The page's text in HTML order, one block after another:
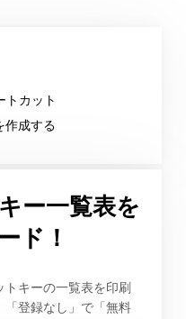
トカット
作成する
ー一覧表を
ド！
キーの一覧表を印刷
「登録なし」で「無料